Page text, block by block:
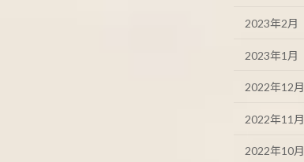
2023年2月
2023年1月
2022年12月
2022年11月
2022年10月